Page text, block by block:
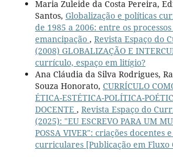
Maria Zuleide da Costa Pereira,
Santos, Globalização e políticas
de 1985 a 2006: entre os
emancipação , Revista Espaço do
(2008) GLOBALIZAÇÃO E
currículo, espaço em litígio?
Ana Cláudia da Silva Rodrigues,
Souza Honorato, CURRÍCULO
ÉTICA-ESTÉTICA-POLÍTICA-
DOCENTE , Revista Espaço do
(2025): "EU ESCREVO PARA UM
POSSA VIVER": criações docentes
curriculares [Publicação em Fluxo